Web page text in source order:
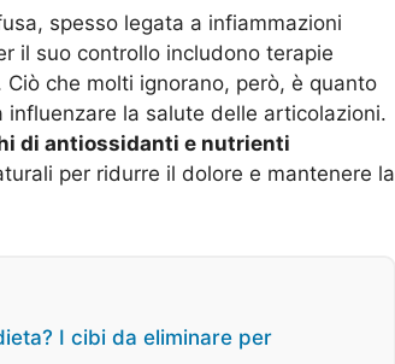
spesso legata a infiammazioni
il suo controllo includono terapie
che molti ignorano, però, è quanto
la salute delle articolazioni.
di antiossidanti e nutrienti
per ridurre il dolore e mantenere la
I cibi da eliminare per